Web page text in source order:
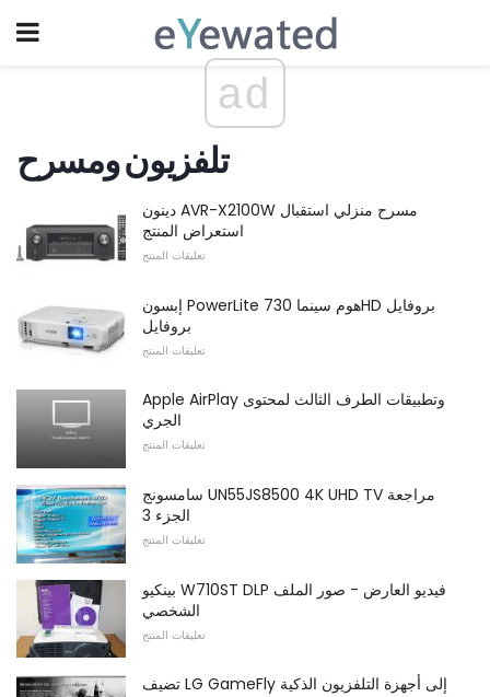
ad
تلفزيون ومسرح
دينون AVR-X2100W مسرح منزلي استقبال
استعراض المنتج
تعليقات المنتج
إبسون PowerLite هوم سينما 730HD بروفايل
بروفايل
تعليقات المنتج
Apple AirPlay وتطبيقات الطرف الثالث لمحتوى
الجري
تعليقات المنتج
سامسونج UN55JS8500 4K UHD TV مراجعة
الجزء 3
تعليقات المنتج
بينكيو W710ST DLP فيديو العارض - صور الملف
الشخصي
تعليقات المنتج
تضيف LG GameFly إلى أجهزة التلفزيون الذكية